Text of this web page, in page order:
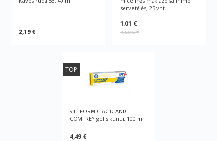
2,19 €
servetėlės, 25 vnt
1,01 €
1,69 €*
TOP
911 FORMIC ACID AND
COMFREY gelis kūnui, 100 ml
4,49 €